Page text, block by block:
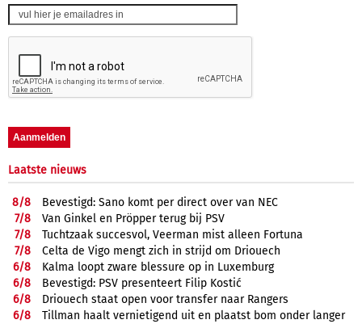
Laatste nieuws
8/8
Bevestigd: Sano komt per direct over van NEC
7/8
Van Ginkel en Pröpper terug bij PSV
7/8
Tuchtzaak succesvol, Veerman mist alleen Fortuna
7/8
Celta de Vigo mengt zich in strijd om Driouech
6/8
Kalma loopt zware blessure op in Luxemburg
6/8
Bevestigd: PSV presenteert Filip Kostić
6/8
Driouech staat open voor transfer naar Rangers
6/8
Tillman haalt vernietigend uit en plaatst bom onder langer